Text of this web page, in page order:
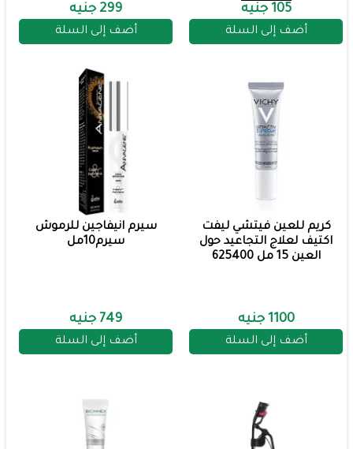
105 جنيه
أضف إلى السلة
299 جنيه
أضف إلى السلة
كريم للعين فيتشي ليفت
اكتيف لعلاج التجاعيد حول
العين 15 مل 625400
1100 جنيه
أضف إلى السلة
سيرم انيفاجين للرموش
سيرم10مل
749 جنيه
أضف إلى السلة